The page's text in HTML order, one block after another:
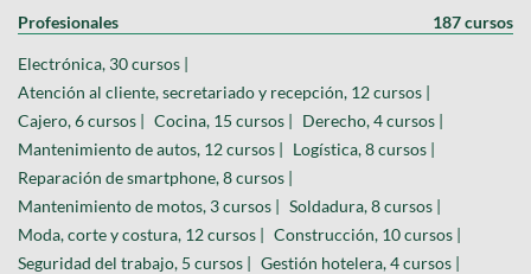
Profesionales 187 cursos
Electrónica, 30 cursos |
Atención al cliente, secretariado y recepción, 12 cursos |
Cajero, 6 cursos | Cocina, 15 cursos | Derecho, 4 cursos |
Mantenimiento de autos, 12 cursos | Logística, 8 cursos |
Reparación de smartphone, 8 cursos |
Mantenimiento de motos, 3 cursos | Soldadura, 8 cursos |
Moda, corte y costura, 12 cursos | Construcción, 10 cursos |
Seguridad del trabajo, 5 cursos | Gestión hotelera, 4 cursos |